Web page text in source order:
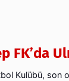
FK’da
Kulübü, son